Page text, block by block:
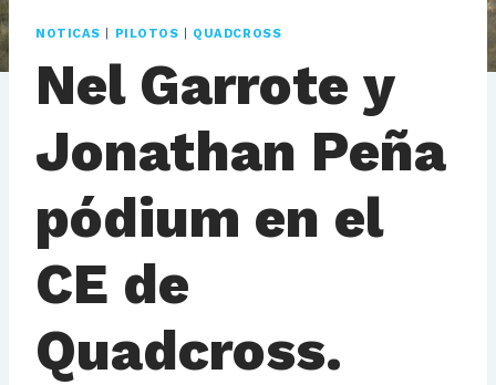
NOTICAS PILOTOS QUADCROSS
Nel Garrote y
Jonathan Peña
pódium en el
CE de
Quadcross.